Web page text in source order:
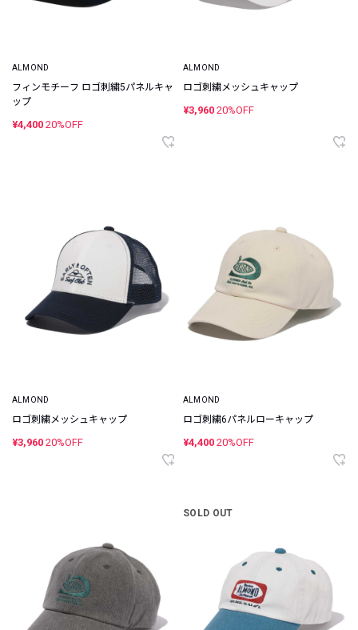
ALMOND
フィンモチーフ ロゴ刺繍5パネルキャ
ップ
¥4,400 20%OFF
ALMOND
ロゴ刺繍メッシュキャップ
¥3,960 20%OFF
ALMOND
ロゴ刺繍メッシュキャップ
¥3,960 20%OFF
ALMOND
ロゴ刺繍6パネルローキャップ
¥4,400 20%OFF
SOLD OUT